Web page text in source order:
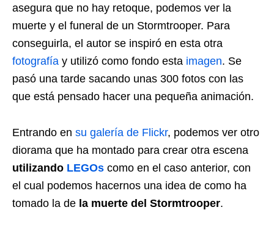
asegura que no hay retoque, podemos ver la
muerte y el funeral de un Stormtrooper. Para
conseguirla, el autor se inspiró en esta otra
fotografía y utilizó como fondo esta imagen. Se
pasó una tarde sacando unas 300 fotos con las
que está pensado hacer una pequeña animación.
Entrando en su galería de Flickr, podemos ver otro
diorama que ha montado para crear otra escena
utilizando LEGOs como en el caso anterior, con
el cual podemos hacernos una idea de como ha
tomado la de la muerte del Stormtrooper.